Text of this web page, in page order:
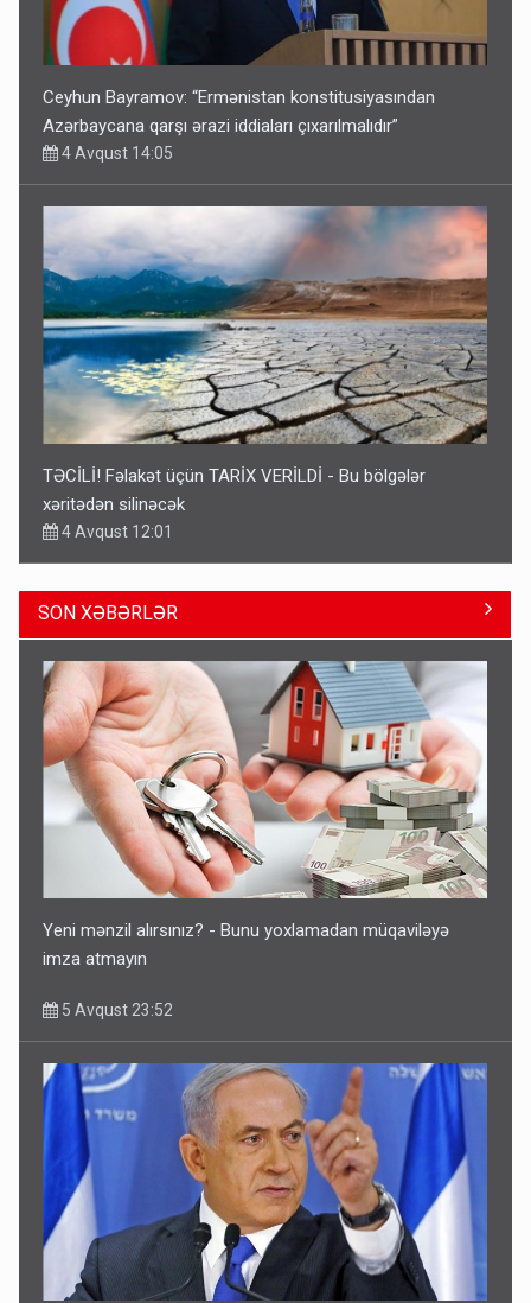
Ceyhun Bayramov: “Ermənistan konstitusiyasından
Azərbaycana qarşı ərazi iddiaları çıxarılmalıdır”
4 Avqust 14:05
TƏCİLİ! Fəlakət üçün TARİX VERİLDİ - Bu bölgələr
xəritədən silinəcək
4 Avqust 12:01
Ərdoğana sui-qəsd planının iştirakçısı detalları açıqladı
5 Avqust 16:56
Rusiya Azərbaycan vətədaşlarını deport etdi
5 Avqust 11:53
SON XƏBƏRLƏR
Yeni mənzil alırsınız? - Bunu yoxlamadan müqaviləyə
imza atmayın
5 Avqust 23:52